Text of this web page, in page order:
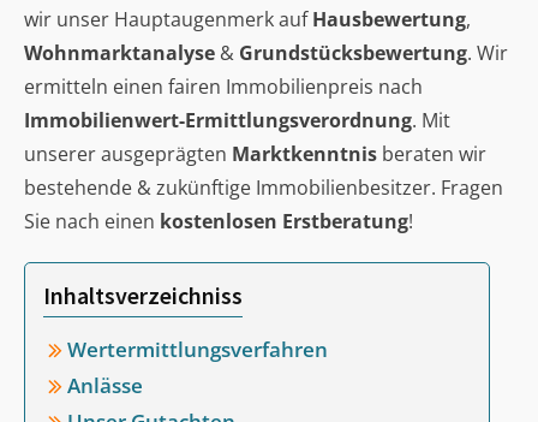
wir unser Hauptaugenmerk aufHausbewertung,
Wohnmarktanalyse & Grundstücksbewertung. Wir
ermitteln einen fairen Immobilienpreis nach
Immobilienwert-Ermittlungsverordnung. Mit
unserer ausgeprägten Marktkenntnis beraten wir
bestehende & zukünftige Immobilienbesitzer. Fragen
Sie nach einen kostenlosen Erstberatung!
Inhaltsverzeichniss
Wertermittlungsverfahren
Anlässe